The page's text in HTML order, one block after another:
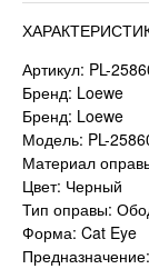
Артикул: PL-
Бренд: Loewe
Бренд: Loewe
Модель: PL-
Материал
Цвет: Черный
Тип оправы:
Форма: Cat Eye